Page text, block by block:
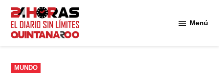
Saltar
contenido
Menú
PUBLICADO
EN
MUNDO